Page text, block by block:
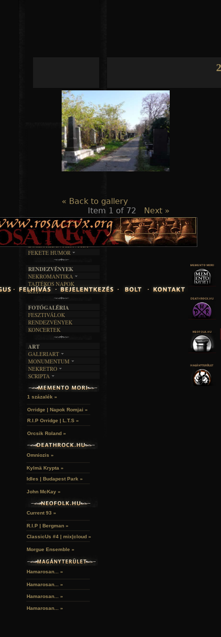
« Back to gallery
Item 1 of 72
Next »
TAJTÉKOS LAPOK
ZENE
EGYÜTTESEK
INTERJÚK
FORDÍTÁSOK
DALSZÖVEGEK
ÍRÁSOK
IRODALOM
FILM
MŰVÉSZET
ÍRÁSTÖRTÉNET
BOSZORKÁNYKONYHA
FEKETE HUMOR
SZÖVEGES
RENDEZVÉNYEK
NEKROMANTIKA
AKTUÁLIS
A MÚLT
TAJTÉKOS NAPOK
R.I.P.
FOTÓGALÉRIA
FESZTIVÁLOK
RENDEZVÉNYEK
KONCERTEK
ART
GALERIART
ARTGALERI
KÉPREGÉNYEK
LAKÁSKULTS
MONUMENTUM
TEMETŐK
TEMPLOMOK
VÁRAK
HELYEK
NEKRETRO
SZUBKULT
FEKETE LYUK
RELIKVIÁK
SCRIPTA
NOVELLÁK
VERSEK
1 százalék »
Orridge | Napok Romjai »
R.I.P Orridge | L.T.S »
Orcsik Roland »
Omniozis »
Kylmä Krypta »
Idles | Budapest Park »
John McKay »
Current 93 »
R.I.P | Bergman »
ClassicUs #4 | mix|cloud »
Morgue Ensemble »
Hamarosan... »
Hamarosan... »
Hamarosan... »
Hamarosan... »